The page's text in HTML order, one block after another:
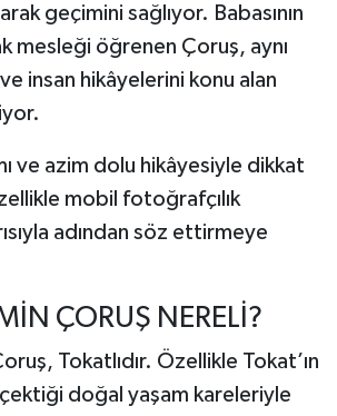
geçimini sağlıyor. Babasının
mesleği öğrenen Çoruş, aynı
insan hikâyelerini konu alan
ve azim dolu hikâyesiyle dikkat
mobil fotoğrafçılık
adından söz ettirmeye
ÇORUŞ NERELİ?
Tokatlıdır. Özellikle Tokat’ın
doğal yaşam kareleriyle